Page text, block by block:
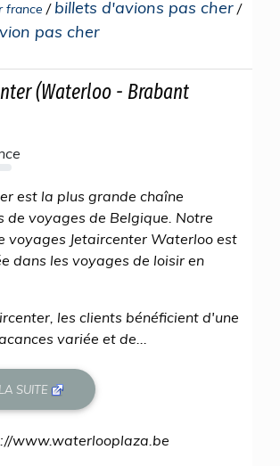
france / billets d'avions pas cher /
pas cher
(Waterloo - Brabant
est la plus grande chaîne
de voyages de Belgique. Notre
voyages Jetaircenter Waterloo est
dans les voyages de loisir en
les clients bénéficient d'une
variée et de...
SUITE
www.waterlooplaza.be